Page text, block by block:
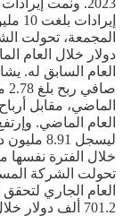
العام السابق له.
العام الماضي.
خلال الفترة نفسها
تحولت الشركة
701.2 ألف دولار خلال الفترة نفسها من العام الماضي.